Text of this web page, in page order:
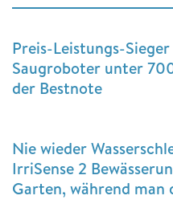
Preis-Leistungs-
Saugroboter unter
der Bestnote
Nie wieder
IrriSense 2
Garten, während man